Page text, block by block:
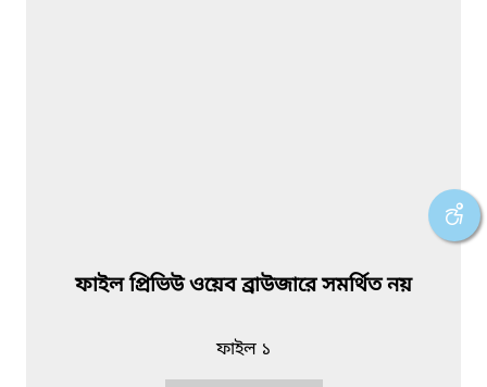
ফাইল প্রিভিউ ওয়েব ব্রাউজারে সমর্থিত নয়
ফাইল ১